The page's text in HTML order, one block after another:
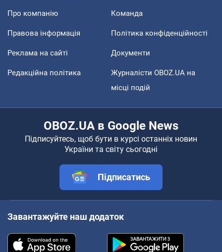
Про компанію Команда
Правова інформація Політика конфіденційності
Реклама на сайті Документи
Редакційна політика
Журналісти OBOZ.UA на
місці подій
OBOZ.UA в Google News
Підписуйтесь, щоб бути в курсі останніх новин
України та світу сьогодні
Підписатись
Завантажуйте наш додаток